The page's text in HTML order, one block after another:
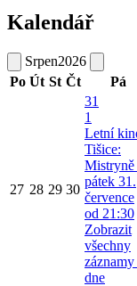
Kalendář
Srpen2026
Po Út St Čt Pá
27 28 29 30
31
1
Letní
Tišice:
Mistryně
pátek 31.
července
od 21:30
Zobrazit
všechny
záznamy
dne